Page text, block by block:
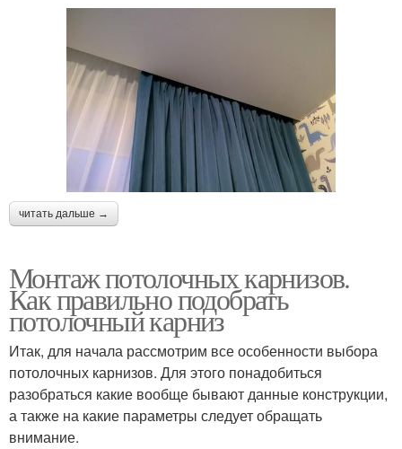
читать дальше →
Монтаж потолочных карнизов.
Как правильно подобрать
потолочный карниз
Итак, для начала рассмотрим все особенности выбора
потолочных карнизов. Для этого понадобиться
разобраться какие вообще бывают данные конструкции,
а также на какие параметры следует обращать
внимание.